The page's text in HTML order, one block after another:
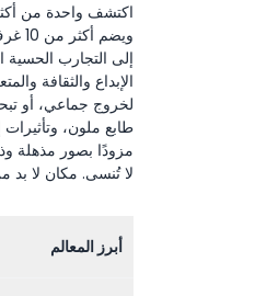
اكتشف واحدة من أكثر
إلى التجارب
الإبداع والثقافة
لخروج جماعي، أو
طابع ملون،
مزودًا بصور مذهلة
لا تُنسى. مكان لا بد
أبرز المعالم